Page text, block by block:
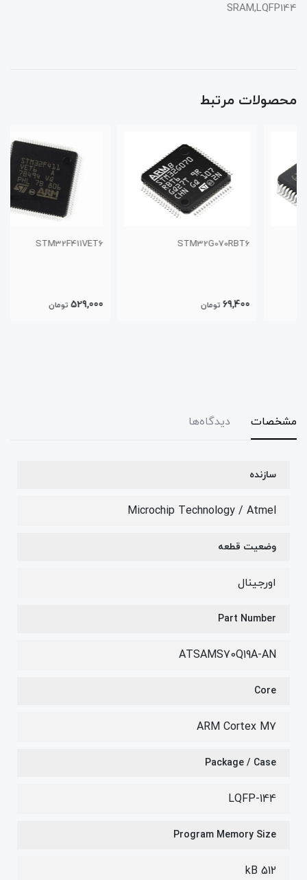
SRAM,LQFP144
محصولات مرتبط
STM32G070RBT6
تومان
STM32F411VET6
تومان
مشخصات دیدگاه‌ها
سازنده
Microchip Technology / Atmel
وضعیت قطعه
اورجینال
Part Number
ATSAMS70Q19A-AN
Core
ARM Cortex M7
Package / Case
LQFP-144
Program Memory Size
512 kB